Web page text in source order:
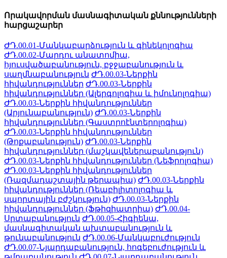
Որակավորման մասնագիտական քննությունների
հարցաշարեր
ԺԴ.00.01-Մանկաբարձություն և գինեկոլոգիա
ԺԴ.00.02-Մարդու անատոմիա,
հյուսվածաբանություն, բջջաբանություն և
սաղմնաբանություն ԺԴ.00.03-Ներքին
հիվանդություններ ԺԴ.00.03-Ներքին
հիվանդություններ (Ալերգոլոգիա և իմունոլոգիա)
ԺԴ.00.03-Ներքին հիվանդություններ
(Արյունաբանություն) ԺԴ.00.03-Ներքին
հիվանդություններ (Գաստրոէնտերոլոգիա)
ԺԴ.00.03-Ներքին հիվանդություններ
(Թոքաբանություն) ԺԴ.00.03-Ներքին
հիվանդություններ (մաշկավեներաբանություն)
ԺԴ.00.03-Ներքին հիվանդություններ (Նեֆրոլոգիա)
ԺԴ.00.03-Ներքին հիվանդություններ
(Ռազմադաշտային թերապիա) ԺԴ.00.03-Ներքին
հիվանդություններ (Ռեաբիլիտոլոգիա և
սպորտային բժշկություն) ԺԴ.00.03-Ներքին
հիվանդություններ (Ֆթիզիատրիա) ԺԴ.00.04-
Սրտաբանություն ԺԴ.00.05-Հիգիենա,
մասնագիտական ախտաբանություն և
թունաբանություն ԺԴ.00.06-Մանկաբուժություն
ԺԴ.00.07-Նյարդաբանություն, հոգեբուժություն և